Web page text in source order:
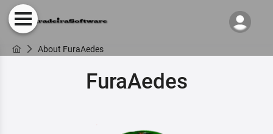
About FuraAedes
FuraAedes